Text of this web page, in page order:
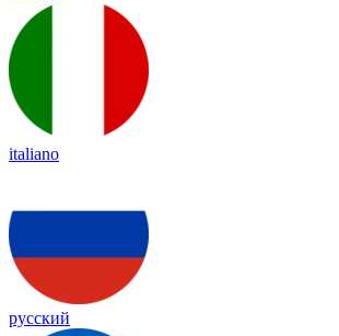
italiano
русский